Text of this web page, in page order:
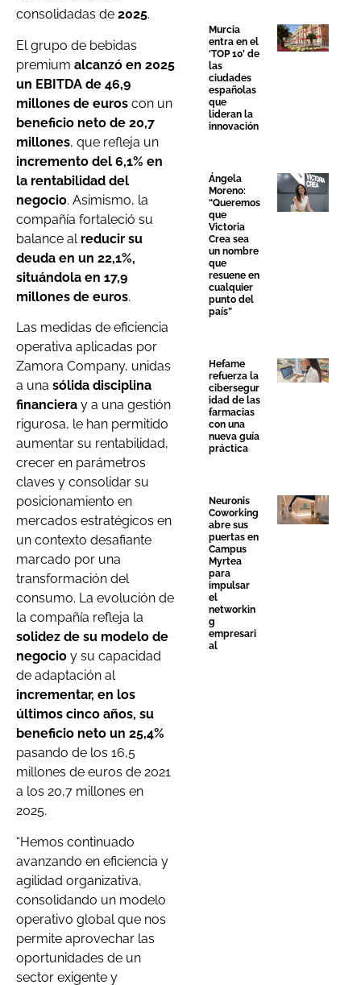
consolidadas de 2025.
El grupo de bebidas
premium alcanzó en 2025
un EBITDA de 46,9
millones de euros con un
beneficio neto de 20,7
millones, que refleja un
incremento del 6,1% en
la rentabilidad del
negocio. Asimismo, la
compañía fortaleció su
balance al reducir su
deuda en un 22,1%,
situándola en 17,9
millones de euros.
Las medidas de eficiencia
operativa aplicadas por
Zamora Company, unidas
a una sólida disciplina
financiera y a una gestión
rigurosa, le han permitido
aumentar su rentabilidad,
crecer en parámetros
claves y consolidar su
posicionamiento en
mercados estratégicos en
un contexto desafiante
marcado por una
transformación del
consumo. La evolución de
la compañía refleja la
solidez de su modelo de
negocio y su capacidad
de adaptación al
incrementar, en los
últimos cinco años, su
beneficio neto un 25,4%
pasando de los 16,5
millones de euros de 2021
a los 20,7 millones en
2025.
“Hemos continuado
avanzando en eficiencia y
agilidad organizativa,
consolidando un modelo
operativo global que nos
permite aprovechar las
oportunidades de un
sector exigente y
Murcia
entra en el
‘TOP 10’ de
las
ciudades
españolas
que
lideran la
innovación
Ángela
Moreno:
“Queremos
que
Victoria
Crea sea
un nombre
que
resuene en
cualquier
punto del
país”
Hefame
refuerza la
cibersegur
idad de las
farmacias
con una
nueva guía
práctica
Neuronis
Coworking
abre sus
puertas en
Campus
Myrtea
para
impulsar
el
networkin
g
empresari
al